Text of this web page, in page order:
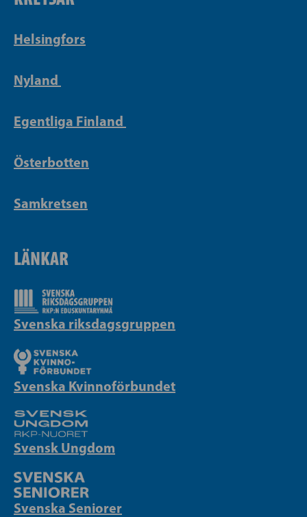
Helsingfors
Nyland
Egentliga Finland
Österbotten
Samkretsen
LÄNKAR
Svenska riksdagsgruppen
Svenska Kvinnoförbundet
Svensk Ungdom
Svenska Seniorer